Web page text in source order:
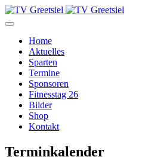
Home
Aktuelles
Sparten
Termine
Sponsoren
Fitnesstag 26
Bilder
Shop
Kontakt
Terminkalender